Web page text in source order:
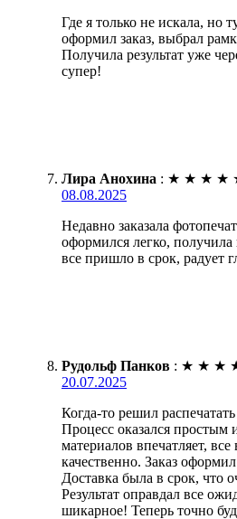
Где я только не искала, но
оформил заказ, выбрал
Получила результат уже
супер!
Лира Анохина : ★ ★ ★ ★
08.08.2025
Недавно заказала
оформился легко, получила
все пришло в срок, радует
Рудольф Панков : ★ ★ ★
20.07.2025
Когда-то решил
Процесс оказался
материалов впечатляет,
качественно. Заказ
Доставка была в срок, что
Результат оправдал все
шикарное! Теперь точно